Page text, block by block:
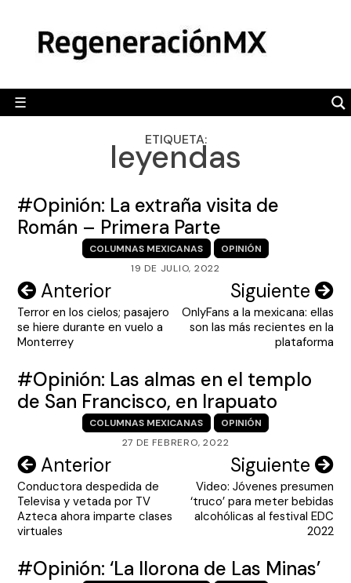
content
☰
POLÍTICA
CAMALEÓN
OPINIÓN
ENGLISH SECTION
VIDEOS
ETIQUETA:
leyendas
#Opinión: La extraña visita de
Román – Primera Parte
COLUMNAS MEXICANAS
OPINIÓN
19 DE JULIO, 2022
Navegación
de
entradas
Anterior
Terror en los cielos; pasajero
se hiere durante en vuelo a
Monterrey
Siguiente
OnlyFans a la mexicana: ellas
son las más recientes en la
plataforma
#Opinión: Las almas en el templo
de San Francisco, en Irapuato
COLUMNAS MEXICANAS
OPINIÓN
27 DE FEBRERO, 2022
Navegación
de
entradas
Anterior
Conductora despedida de
Televisa y vetada por TV
Azteca ahora imparte clases
virtuales
Siguiente
Video: Jóvenes presumen
‘truco’ para meter bebidas
alcohólicas al festival EDC
2022
#Opinión: ‘La llorona de Las Minas’